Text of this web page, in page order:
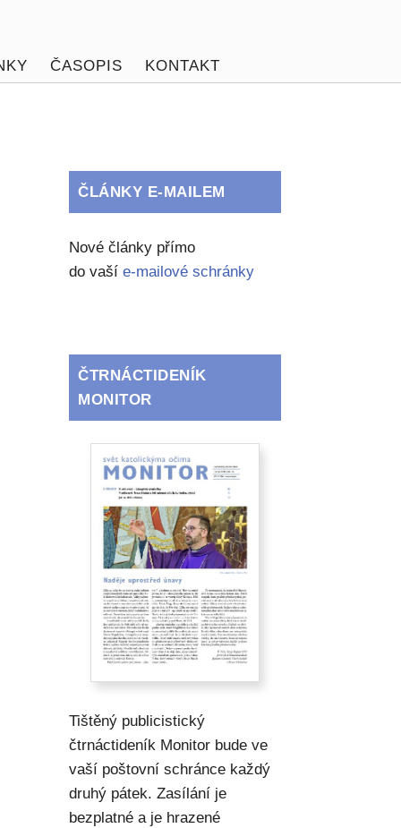
ČASOPIS KONTAKT
ČLÁNKY E-MAILEM
Nové články přímo
do vašíe-mailové schránky
ČTRNÁCTIDENÍK
MONITOR
Tištěný publicistický
čtrnáctideník Monitor bude ve
vaší poštovní schránce každý
druhý pátek. Zasílání je
bezplatné a je hrazené